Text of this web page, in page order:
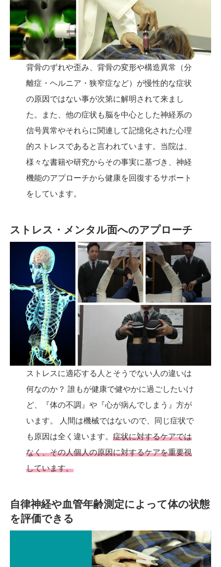
背骨のずれや歪み、背骨の変形や構造異常（分
離症・ヘルニア・狭窄症など）が慢性的な症状
の原因ではない事が次第に解明されて来まし
た。また、他の症状も脳を中心とした神経系の
信号異常やそれらに関連して記憶化された心理
的ストレスであると言われています。当院は、
様々な書籍や研究からその事実に基づき、神経
機能のアプローチから健康を回復するサポート
をしています。
ストレス・メンタル面へのアプローチ
ストレスに適応する人とそうでない人の違いは
何なのか？ 誰もが健康で健やかに過ごしたいけ
ど、『体の不調』や『心が病んでしまう』方が
います。 人間は機械ではないので、同じ症状で
も原因は全く違います。 症状に対するケアでは
なく、その人個人の原因に対するケアを重要視
しています。
自律神経や血管年齢測定によって体の状態
を評価できる